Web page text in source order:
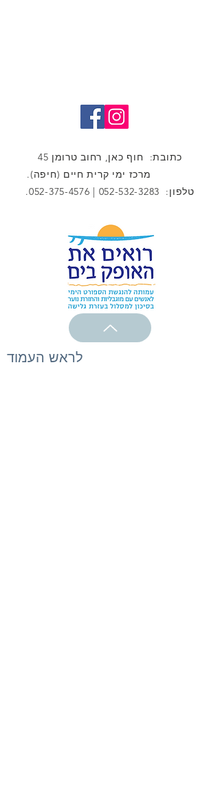
כתובת: חוף כאן, רחוב טרומן 45
מרכז ימי קרית חיים (חיפה).
טלפון: 052-532-3283
052-375-4576
.
לראש העמוד